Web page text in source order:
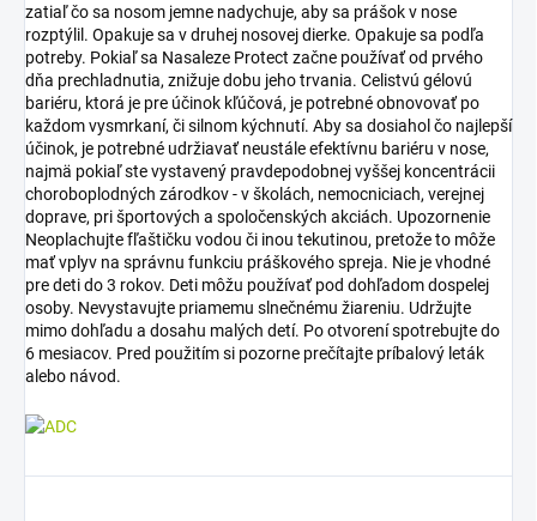
zatiaľ čo sa nosom jemne nadychuje, aby sa prášok v nose
rozptýlil. Opakuje sa v druhej nosovej dierke. Opakuje sa podľa
potreby. Pokiaľ sa Nasaleze Protect začne používať od prvého
dňa prechladnutia, znižuje dobu jeho trvania. Celistvú gélovú
bariéru, ktorá je pre účinok kľúčová, je potrebné obnovovať po
každom vysmrkaní, či silnom kýchnutí. Aby sa dosiahol čo najlepší
účinok, je potrebné udržiavať neustále efektívnu bariéru v nose,
najmä pokiaľ ste vystavený pravdepodobnej vyššej koncentrácii
choroboplodných zárodkov - v školách, nemocniciach, verejnej
doprave, pri športových a spoločenských akciách. Upozornenie
Neoplachujte fľaštičku vodou či inou tekutinou, pretože to môže
mať vplyv na správnu funkciu práškového spreja. Nie je vhodné
pre deti do 3 rokov. Deti môžu používať pod dohľadom dospelej
osoby. Nevystavujte priamemu slnečnému žiareniu. Udržujte
mimo dohľadu a dosahu malých detí. Po otvorení spotrebujte do
6 mesiacov. Pred použitím si pozorne prečítajte príbalový leták
alebo návod.